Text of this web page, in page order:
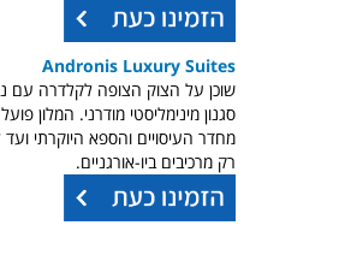
Andronis Luxury Suites
שוכן על הצוק הצופה לקלדרה עם
סגנון מינימליסטי מודרני. המלון
מחדר העיסויים והספא היוקרתי
רק מרכיבים ביו-אורגניים.